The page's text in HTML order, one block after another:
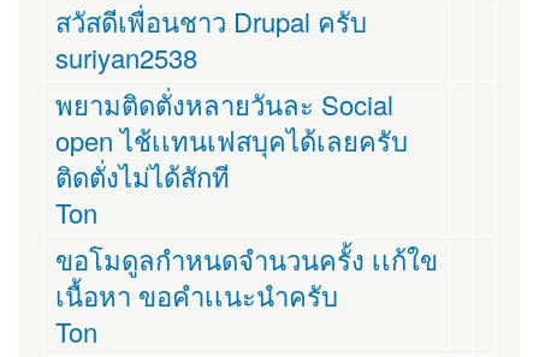
สวัสดีเพื่อนชาว Drupal ครับ
suriyan2538
พยามติดตั่งหลายวันละ Social
open ไช้เเทนเฟสบุคได้เลยครับ
ติดตั่งไม่ได้สักที
Ton
ขอโมดูลกำหนดจำนวนครั้ง เเก้ใข
เนื้อหา ขอคำเเนะนำครับ
Ton